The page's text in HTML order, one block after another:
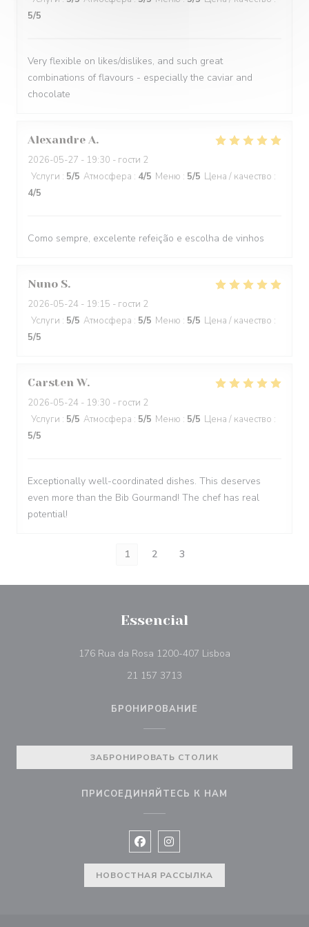
5/5
Very flexible on likes/dislikes, and such great
combinations of flavours - especially the caviar and
chocolate
Alexandre A
2026-05-27 - 19:30 - гости 2
Услуги : 5/5 Атмосфера : 4/5 Меню : 5/5 Цена / качество :
4/5
Como sempre, excelente refeição e escolha de vinhos
Nuno S
2026-05-24 - 19:15 - гости 2
Услуги : 5/5 Атмосфера : 5/5 Меню : 5/5 Цена / качество :
5/5
Carsten W
2026-05-24 - 19:30 - гости 2
Услуги : 5/5 Атмосфера : 5/5 Меню : 5/5 Цена / качество :
5/5
Exceptionally well-coordinated dishes. This deserves
even more than the Bib Gourmand! The chef has real
potential!
1 2 3
Essencial
176 Rua da Rosa 1200-407 Lisboa
21 157 3713
БРОНИРОВАНИЕ
ЗАБРОНИРОВАТЬ СТОЛИК
ПРИСОЕДИНЯЙТЕСЬ К НАМ
Facebook ((открывается в новом
Instagram ((открывается в
НОВОСТНАЯ РАССЫЛКА